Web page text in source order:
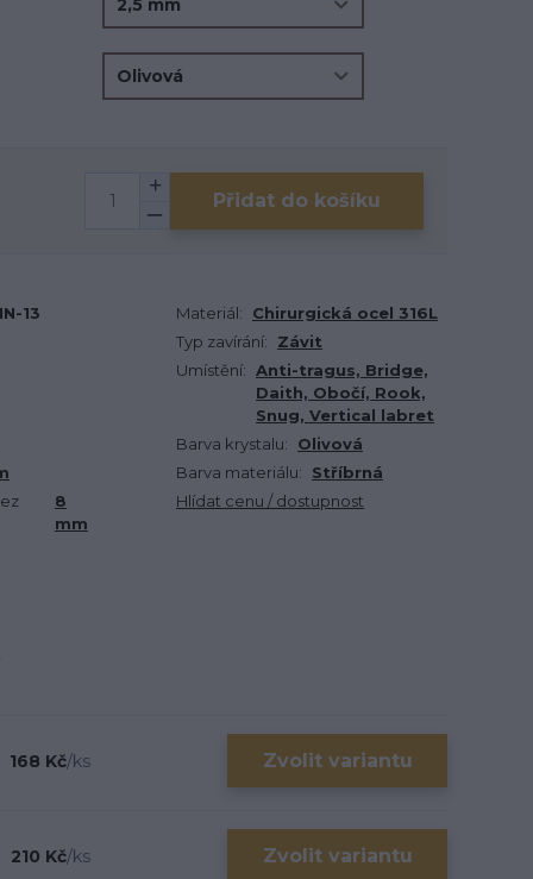
Přidat do košíku
13 Materiál:
Chirurgická ocel 316L
Typ zavírání:
Závit
Umístění: Anti-tragus, Bridge,
Daith, Obočí, Rook,
Snug, Vertical labret
Barva krystalu:
Olivová
Barva materiálu:
Stříbrná
8
mm
Hlídat cenu / dostupnost
168 Kč/ks Zvolit variantu
210 Kč/ks Zvolit variantu